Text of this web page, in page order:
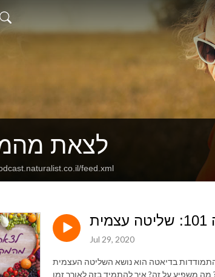
לצאת
feed.xml
Jul 29, 2020